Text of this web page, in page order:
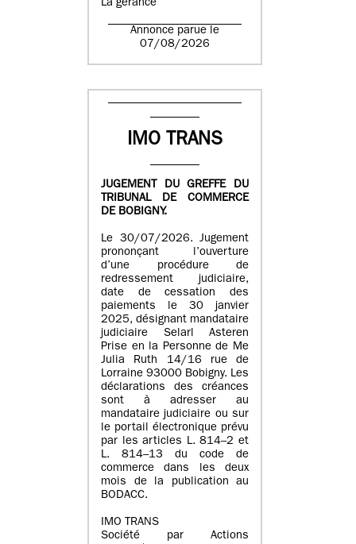
La gérance
Annonce parue le
07/08/2026
IMO TRANS
JUGEMENT DU GREFFE DU
TRIBUNAL DE COMMERCE
DE BOBIGNY.
Le 30/07/2026. Jugement
prononçant l’ouverture
d’une procédure de
redressement judiciaire,
date de cessation des
paiements le 30 janvier
2025, désignant mandataire
judiciaire Selarl Asteren
Prise en la Personne de Me
Julia Ruth 14/16 rue de
Lorraine 93000 Bobigny. Les
déclarations des créances
sont à adresser au
mandataire judiciaire ou sur
le portail électronique prévu
par les articles L. 814–2 et
L. 814–13 du code de
commerce dans les deux
mois de la publication au
BODACC.
IMO TRANS
Société par Actions